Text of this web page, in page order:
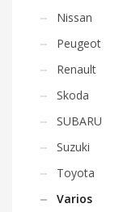
Nissan
Peugeot
Renault
Skoda
SUBARU
Suzuki
Toyota
Varios